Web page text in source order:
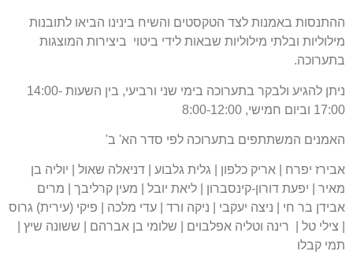
ההתנסות באמנות לצד הטקסטים והשיח בינינו הביאו לתובנות
מילוליות ובלתי מילוליות שבאות לידי ביטוי ביצירות המוצגות
בתערוכה.
ניתן להגיע ולבקר בתערוכה בימי שני ורביעי, בין השעות 14:00-
17:00 וביום חמישי, 8:00-12:00
האמנים המשתתפים בתערוכה לפי סדר הא' ב'
אבירז יפרח | אריק כלפון | גלית גלבוע | דניאלה שאול | יוליה בן
מאיר | יפעת דורון-קינסברון | ליאת יובל | מעין קרליבך | מרים
אבידן בר חי | ניצה יעקבי | ניקה ורד | עדי מלכה | פיקי (עירית) גרוס
| צילי טל | רינה וטליה אפלבוים | שלומי בן אברהם | ששונה שיץ |
תמי קבלו